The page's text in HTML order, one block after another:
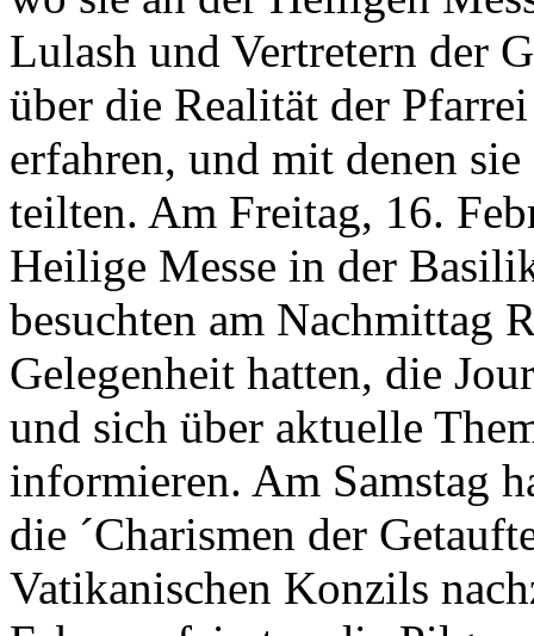
Lulash und Vertretern der
über die Realität der
erfahren, und mit denen
teilten. Am Freitag, 16.
Heilige Messe in der
besuchten am Nachmittag
Gelegenheit hatten, die
und sich über aktuelle
informieren. Am Samstag
die ´Charismen der
Vatikanischen Konzils